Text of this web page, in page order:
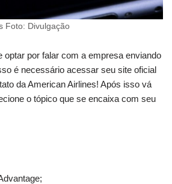
Foto: Divulgação
optar por falar com a empresa enviando
é necessário acessar seu site oficial
da American Airlines! Após isso vá
o tópico que se encaixa com seu